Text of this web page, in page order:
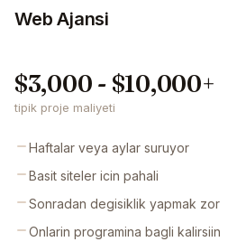
Web Ajansi
$3,000 - $10,000+
tipik proje maliyeti
Haftalar veya aylar suruyor
Basit siteler icin pahali
Sonradan degisiklik yapmak zor
Onlarin programina bagli kalirsiin